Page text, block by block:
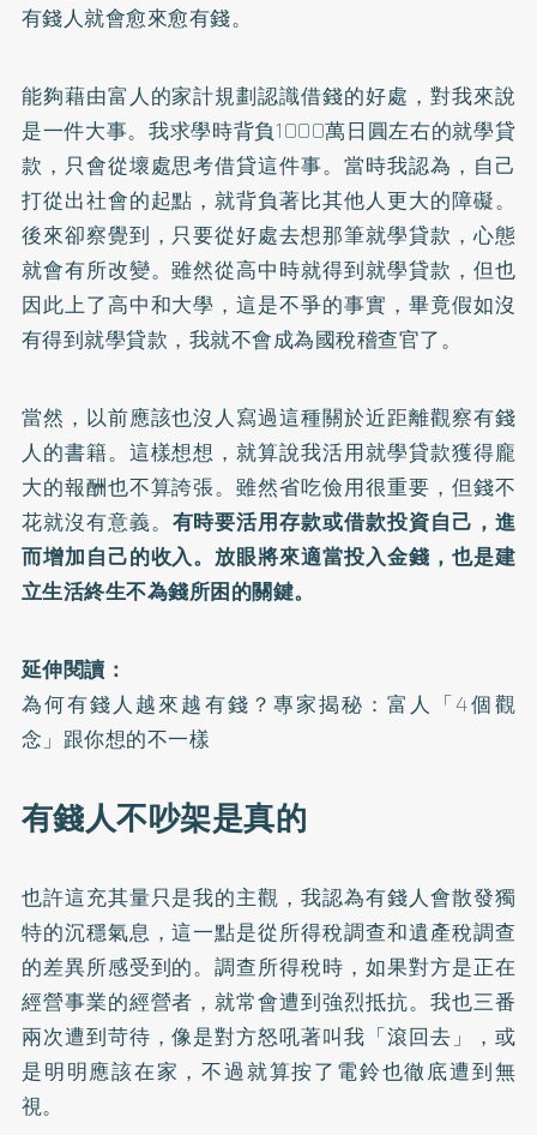
有錢人就會愈來愈有錢。
能夠藉由富人的家計規劃認識借錢的好處，對我來說
是一件大事。我求學時背負1000萬日圓左右的就學貸
款，只會從壞處思考借貸這件事。當時我認為，自己
打從出社會的起點，就背負著比其他人更大的障礙。
後來卻察覺到，只要從好處去想那筆就學貸款，心態
就會有所改變。雖然從高中時就得到就學貸款，但也
因此上了高中和大學，這是不爭的事實，畢竟假如沒
有得到就學貸款，我就不會成為國稅稽查官了。
當然，以前應該也沒人寫過這種關於近距離觀察有錢
人的書籍。這樣想想，就算說我活用就學貸款獲得龐
大的報酬也不算誇張。雖然省吃儉用很重要，但錢不
花就沒有意義。 有時要活用存款或借款投資自己，進
而增加自己的收入。放眼將來適當投入金錢，也是建
立生活終生不為錢所困的關鍵。
延伸閱讀：
為何有錢人越來越有錢？專家揭秘：富人「4個觀
念」跟你想的不一樣
有錢人不吵架是真的
也許這充其量只是我的主觀，我認為有錢人會散發獨
特的沉穩氣息，這一點是從所得稅調查和遺產稅調查
的差異所感受到的。調查所得稅時，如果對方是正在
經營事業的經營者，就常會遭到強烈抵抗。我也三番
兩次遭到苛待，像是對方怒吼著叫我「滾回去」，或
是明明應該在家，不過就算按了電鈴也徹底遭到無
視。